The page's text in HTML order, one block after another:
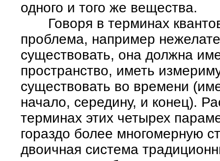
одного и того же вещества.
Говоря в терминах
проблема, например
существовать, она должна
пространство, иметь
существовать во времени
начало, середину, и конец).
терминах этих четырех
гораздо более многомерную
двоичная система